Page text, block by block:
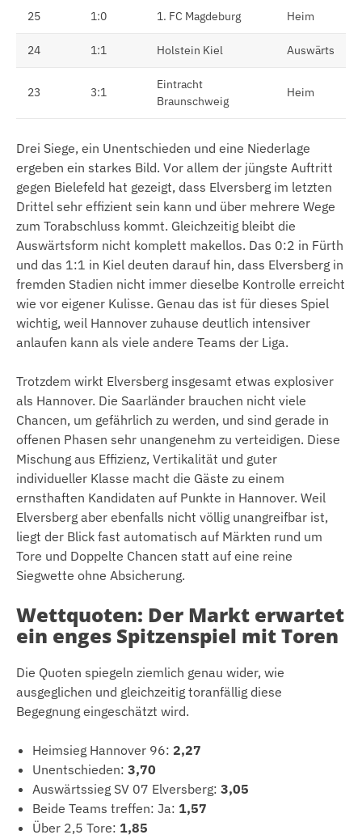
25 1:0 1. FC Magdeburg Heim
24 1:1 Holstein Kiel Auswärts
23 3:1
Eintracht
Braunschweig
Heim
Drei Siege, ein Unentschieden und eine Niederlage
ergeben ein starkes Bild. Vor allem der jüngste Auftritt
gegen Bielefeld hat gezeigt, dass Elversberg im letzten
Drittel sehr effizient sein kann und über mehrere Wege
zum Torabschluss kommt. Gleichzeitig bleibt die
Auswärtsform nicht komplett makellos. Das 0:2 in Fürth
und das 1:1 in Kiel deuten darauf hin, dass Elversberg in
fremden Stadien nicht immer dieselbe Kontrolle erreicht
wie vor eigener Kulisse. Genau das ist für dieses Spiel
wichtig, weil Hannover zuhause deutlich intensiver
anlaufen kann als viele andere Teams der Liga.
Trotzdem wirkt Elversberg insgesamt etwas explosiver
als Hannover. Die Saarländer brauchen nicht viele
Chancen, um gefährlich zu werden, und sind gerade in
offenen Phasen sehr unangenehm zu verteidigen. Diese
Mischung aus Effizienz, Vertikalität und guter
individueller Klasse macht die Gäste zu einem
ernsthaften Kandidaten auf Punkte in Hannover. Weil
Elversberg aber ebenfalls nicht völlig unangreifbar ist,
liegt der Blick fast automatisch auf Märkten rund um
Tore und Doppelte Chancen statt auf eine reine
Siegwette ohne Absicherung.
Wettquoten: Der Markt erwartet
ein enges Spitzenspiel mit Toren
Die Quoten spiegeln ziemlich genau wider, wie
ausgeglichen und gleichzeitig toranfällig diese
Begegnung eingeschätzt wird.
Heimsieg Hannover 96: 2,27
Unentschieden: 3,70
Auswärtssieg SV 07 Elversberg: 3,05
Beide Teams treffen: Ja: 1,57
Über 2,5 Tore: 1,85